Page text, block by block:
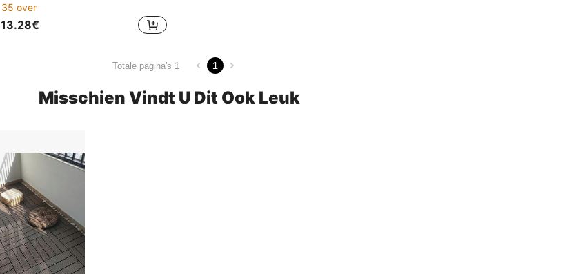
35 over
13.28€
Totale pagina's 1 1
Misschien Vindt U Dit Ook Leuk